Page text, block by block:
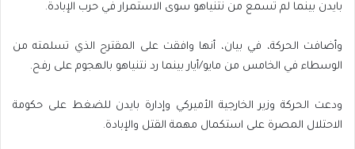
بايدن بينما لم تسمع من نتنياهو سوى الاستمرار في حرب الإبادة.
وأضافت الحركة، في بيان، أنها وافقت على المقترح الذي تسلمته من
الوسطاء في الخامس من مايو/أيار بينما رد نتنياهو بالهجوم على رفح.
ودعت الحركة وزير الخارجية الأميركي وإدارة بايدن للضغط على حكومة
الاحتلال المصرة على استكمال مهمة القتل والإبادة.